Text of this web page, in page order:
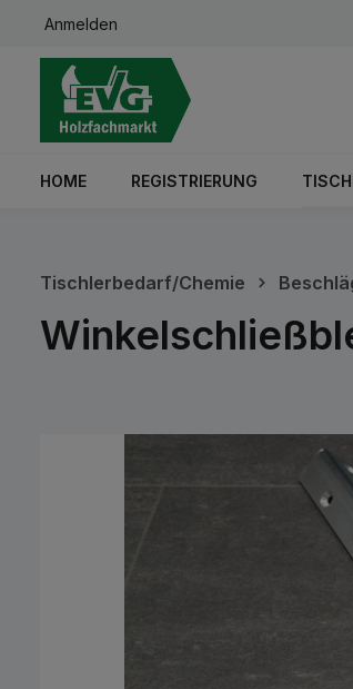
Zur Hauptnavigation springen
Anmelden
HOME REGISTRIERUNG
Tischlerbedarf/Chemie